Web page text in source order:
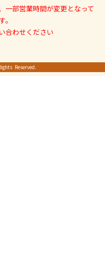
一部営業時間が変更となって
。
合わせください
Reserved.